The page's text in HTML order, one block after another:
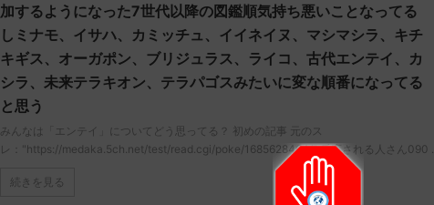
加するようになった7世代以降の図鑑順気持ち悪いことなってる
しミナモ、イサハ、カミッチュ、イイネイヌ、マシマシラ、キチ
キギス、オーガポン、ブリジュラス、ライコ、古代エンテイ、カ
シラ、未来テラキオン、テラパゴスみたいに変な順番になってる
と思う
みんなは「エンテイ」についてどう思ってる？ 初めの記事 元のス
レ："https://medaka.5ch.net/test/read.cgi/poke/1685628464/" 反応される人さん090 ...
続きを見る